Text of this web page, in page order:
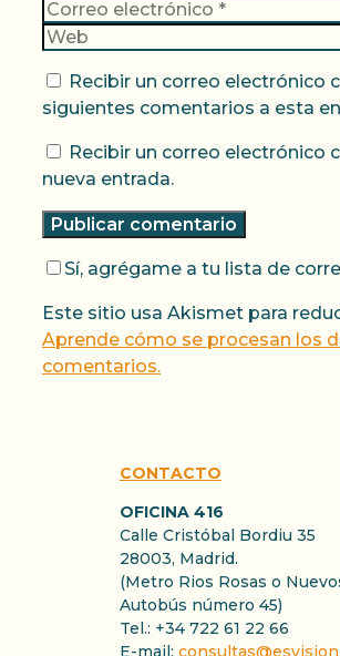
Recibir un correo electrónico
siguientes comentarios a esta
Recibir un correo electrónico
nueva entrada.
Sí, agrégame a tu lista de
Este sitio usa Akismet para
Aprende cómo se procesan los
comentarios.
CONTACTO
OFICINA 416
Calle Cristóbal Bordiu 35
28003, Madrid.
(Metro Rios Rosas o
Autobús número 45)
Tel.: +34 722 61 22 66
E-mail: